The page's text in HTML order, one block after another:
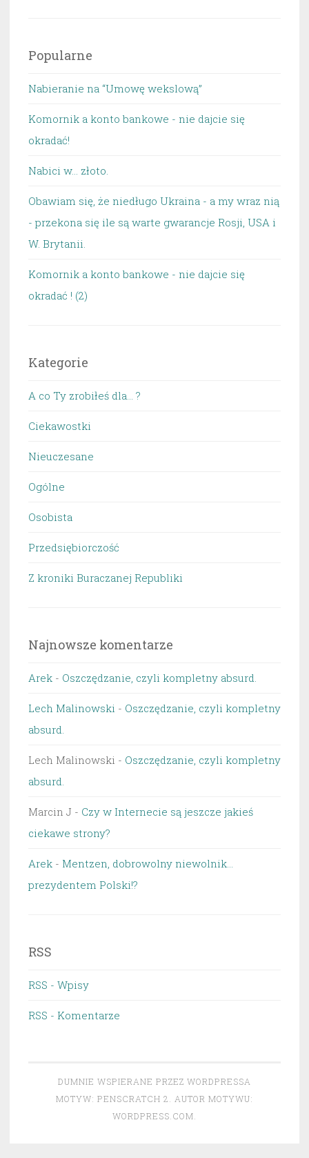
Popularne
Nabieranie na “Umowę wekslową”
Komornik a konto bankowe - nie dajcie się
okradać!
Nabici w... złoto.
Obawiam się, że niedługo Ukraina - a my wraz nią
- przekona się ile są warte gwarancje Rosji, USA i
W. Brytanii.
Komornik a konto bankowe - nie dajcie się
okradać ! (2)
Kategorie
A co Ty zrobiłeś dla… ?
Ciekawostki
Nieuczesane
Ogólne
Osobista
Przedsiębiorczość
Z kroniki Buraczanej Republiki
Najnowsze komentarze
Arek - Oszczędzanie, czyli kompletny absurd.
Lech Malinowski - Oszczędzanie, czyli kompletny
absurd.
Lech Malinowski - Oszczędzanie, czyli kompletny
absurd.
Marcin J - Czy w Internecie są jeszcze jakieś
ciekawe strony?
Arek - Mentzen, dobrowolny niewolnik…
prezydentem Polski!?
RSS
RSS - Wpisy
RSS - Komentarze
DUMNIE WSPIERANE PRZEZ WORDPRESSA
MOTYW: PENSCRATCH 2. AUTOR MOTYWU:
WORDPRESS.COM.